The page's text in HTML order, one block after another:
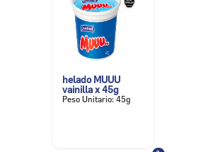
helado MUUU
vainilla x 45g
Peso Unitario: 45g